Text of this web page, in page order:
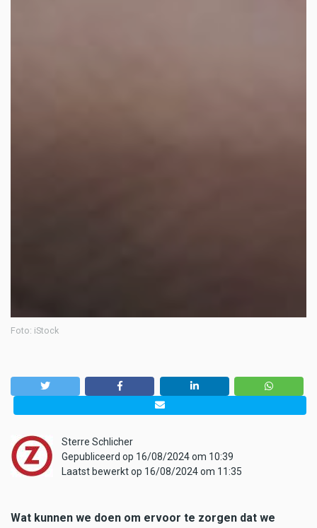
Foto: iStock
Sterre Schlicher
Gepubliceerd op 16/08/2024 om 10:39
Laatst bewerkt op 16/08/2024 om 11:35
Wat kunnen we doen om ervoor te zorgen dat we